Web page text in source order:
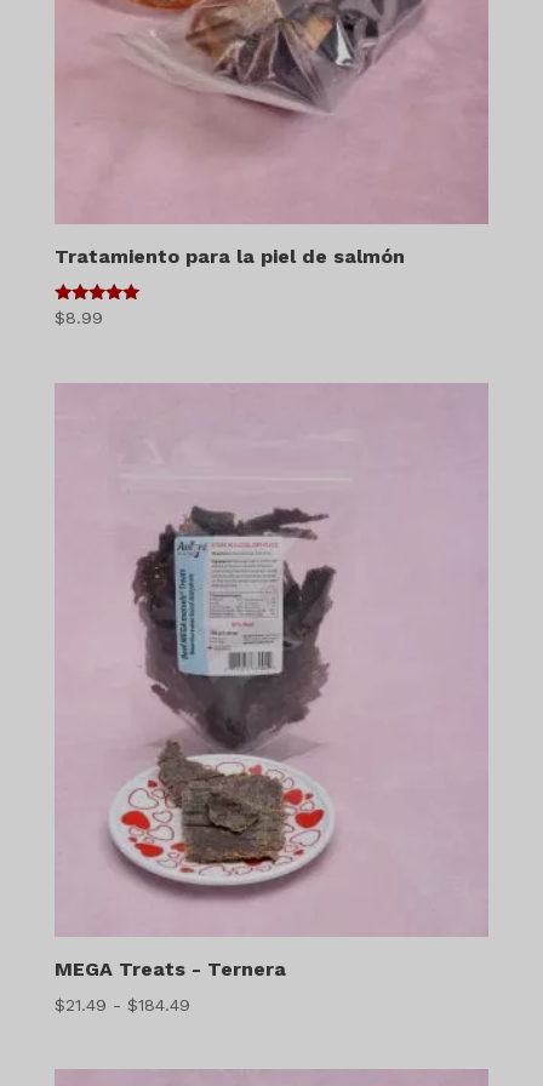
Tratamiento para la piel de salmón
5
de 5
$8.99
MEGA Treats - Ternera
$21.49 - $184.49Gama